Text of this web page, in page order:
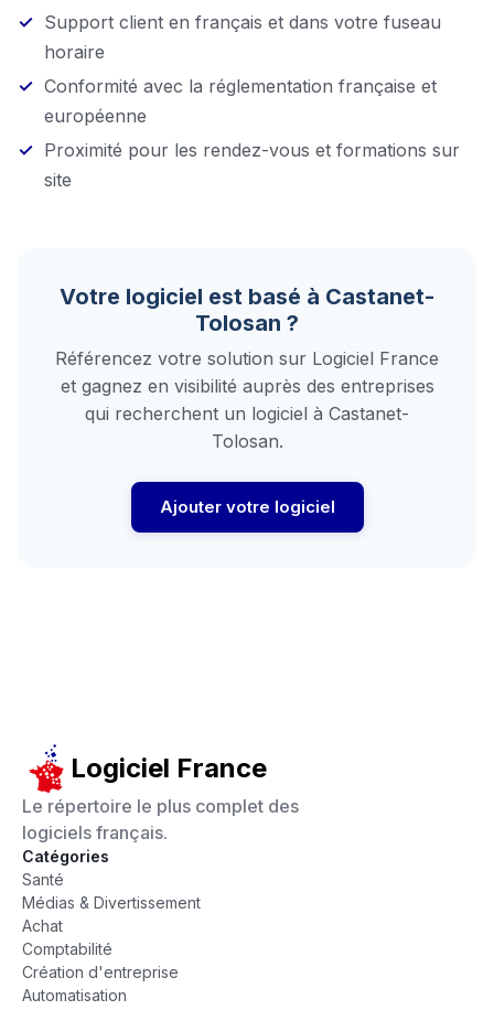
Support client en français et dans votre fuseau
horaire
Conformité avec la réglementation française et
européenne
Proximité pour les rendez-vous et formations sur
site
Votre logiciel est basé à Castanet-
Tolosan ?
Référencez votre solution sur Logiciel France
et gagnez en visibilité auprès des entreprises
qui recherchent un logiciel à Castanet-
Tolosan.
Ajouter votre logiciel
Logiciel France
Le répertoire le plus complet des
logiciels français.
Catégories
Santé
Médias & Divertissement
Achat
Comptabilité
Création d'entreprise
Automatisation